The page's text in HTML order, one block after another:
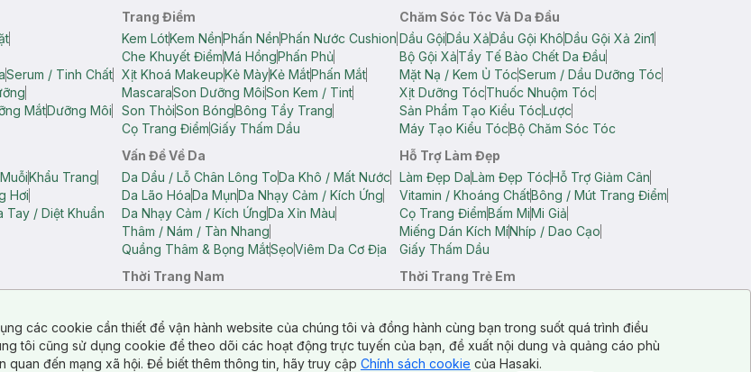
Serum / Tinh Chất
MắtDưỡng Môi
Trang Điểm
Kem LótKem NềnPhấn NềnPhấn Nước Cushion
Che Khuyết ĐiểmMá HồngPhấn Phủ
Xịt Khoá MakeupKẻ MàyKẻ MắtPhấn Mắt
MascaraSon Dưỡng MôiSon Kem / Tint
Son ThỏiSon BóngBông Tẩy Trang
Cọ Trang ĐiểmGiấy Thấm Dầu
Chăm Sóc Tóc Và Da Đầu
Dầu GộiDầu XảDầu Gội KhôDầu Gội Xả 2in1
Bộ Gội XảTẩy Tế Bào Chết Da Đầu
Mặt Nạ / Kem Ủ TócSerum / Dầu Dưỡng Tóc
Xịt Dưỡng TócThuốc Nhuộm Tóc
Sản Phẩm Tạo Kiểu TócLược
Máy Tạo Kiểu TócBộ Chăm Sóc Tóc
Khẩu Trang
Hơi
Tay / Diệt Khuẩn
Vấn Đề Về Da
Da Dầu / Lỗ Chân Lông ToDa Khô / Mất Nước
Da Lão HóaDa MụnDa Nhạy Cảm / Kích Ứng
Da Nhạy Cảm / Kích ỨngDa Xỉn Màu
Thâm / Nám / Tàn Nhang
Quầng Thâm & Bọng MắtSẹoViêm Da Cơ Địa
Hỗ Trợ Làm Đẹp
Làm Đẹp DaLàm Đẹp TócHỗ Trợ Giảm Cân
Vitamin / Khoáng ChấtBông / Mút Trang Điểm
Cọ Trang ĐiểmBấm MiMi Giả
Miếng Dán Kích MíNhíp / Dao Cạo
Giấy Thấm Dầu
Thời Trang Nam
Thời Trang Trẻ Em
các cookie cần thiết để vận hành website của chúng tôi và đồng hành cùng bạn trong suốt quá trình điều
tôi cũng sử dụng cookie để theo dõi các hoạt động trực tuyến của bạn, đề xuất nội dung và quảng cáo phù
đến mạng xã hội. Để biết thêm thông tin, hãy truy cập Chính sách cookie của Hasaki.